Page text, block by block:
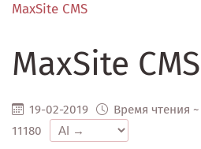
MaxSite CMS
MaxSite
19-02-2019 Время чтения
11180